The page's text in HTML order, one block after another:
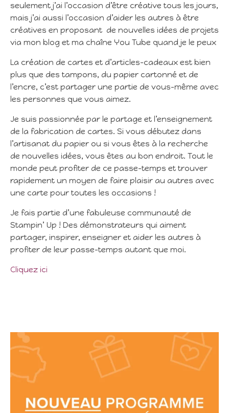
seulement j’ai l’occasion d’être créative tous les jours,
mais j’ai aussi l’occasion d’aider les autres à être
créatives en proposant de nouvelles idées de projets
via mon blog et ma chaîne You Tube quand je le peux
La création de cartes et d’articles-cadeaux est bien
plus que des tampons, du papier cartonné et de
l’encre, c’est partager une partie de vous-même avec
les personnes que vous aimez.
Je suis passionnée par le partage et l’enseignement
de la fabrication de cartes. Si vous débutez dans
l’artisanat du papier ou si vous êtes à la recherche
de nouvelles idées, vous êtes au bon endroit. Tout le
monde peut profiter de ce passe-temps et trouver
rapidement un moyen de faire plaisir au autres avec
une carte pour toutes les occasions !
Je fais partie d’une fabuleuse communauté de
Stampin’ Up ! Des démonstrateurs qui aiment
partager, inspirer, enseigner et aider les autres à
profiter de leur passe-temps autant que moi.
Cliquez ici